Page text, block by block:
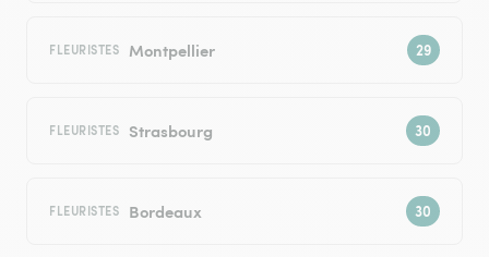
FLEURISTES Montpellier
FLEURISTES Strasbourg
FLEURISTES Bordeaux